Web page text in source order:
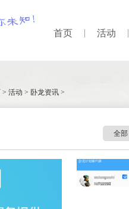
首页 活动
> 活动 > 卧龙资讯 >
全部